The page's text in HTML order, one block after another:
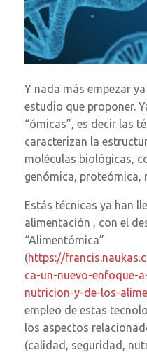
Y nada más empezar
estudio que proponer.
“ómicas”, es decir las
caracterizan la
moléculas biológicas,
genómica,
Estás técnicas ya han
alimentación , con el
“Alimentómica”
(https://
ca-un-nuevo-enfoque-
nutricion-y-de-los-
empleo de estas
los aspectos
(calidad, seguridad,